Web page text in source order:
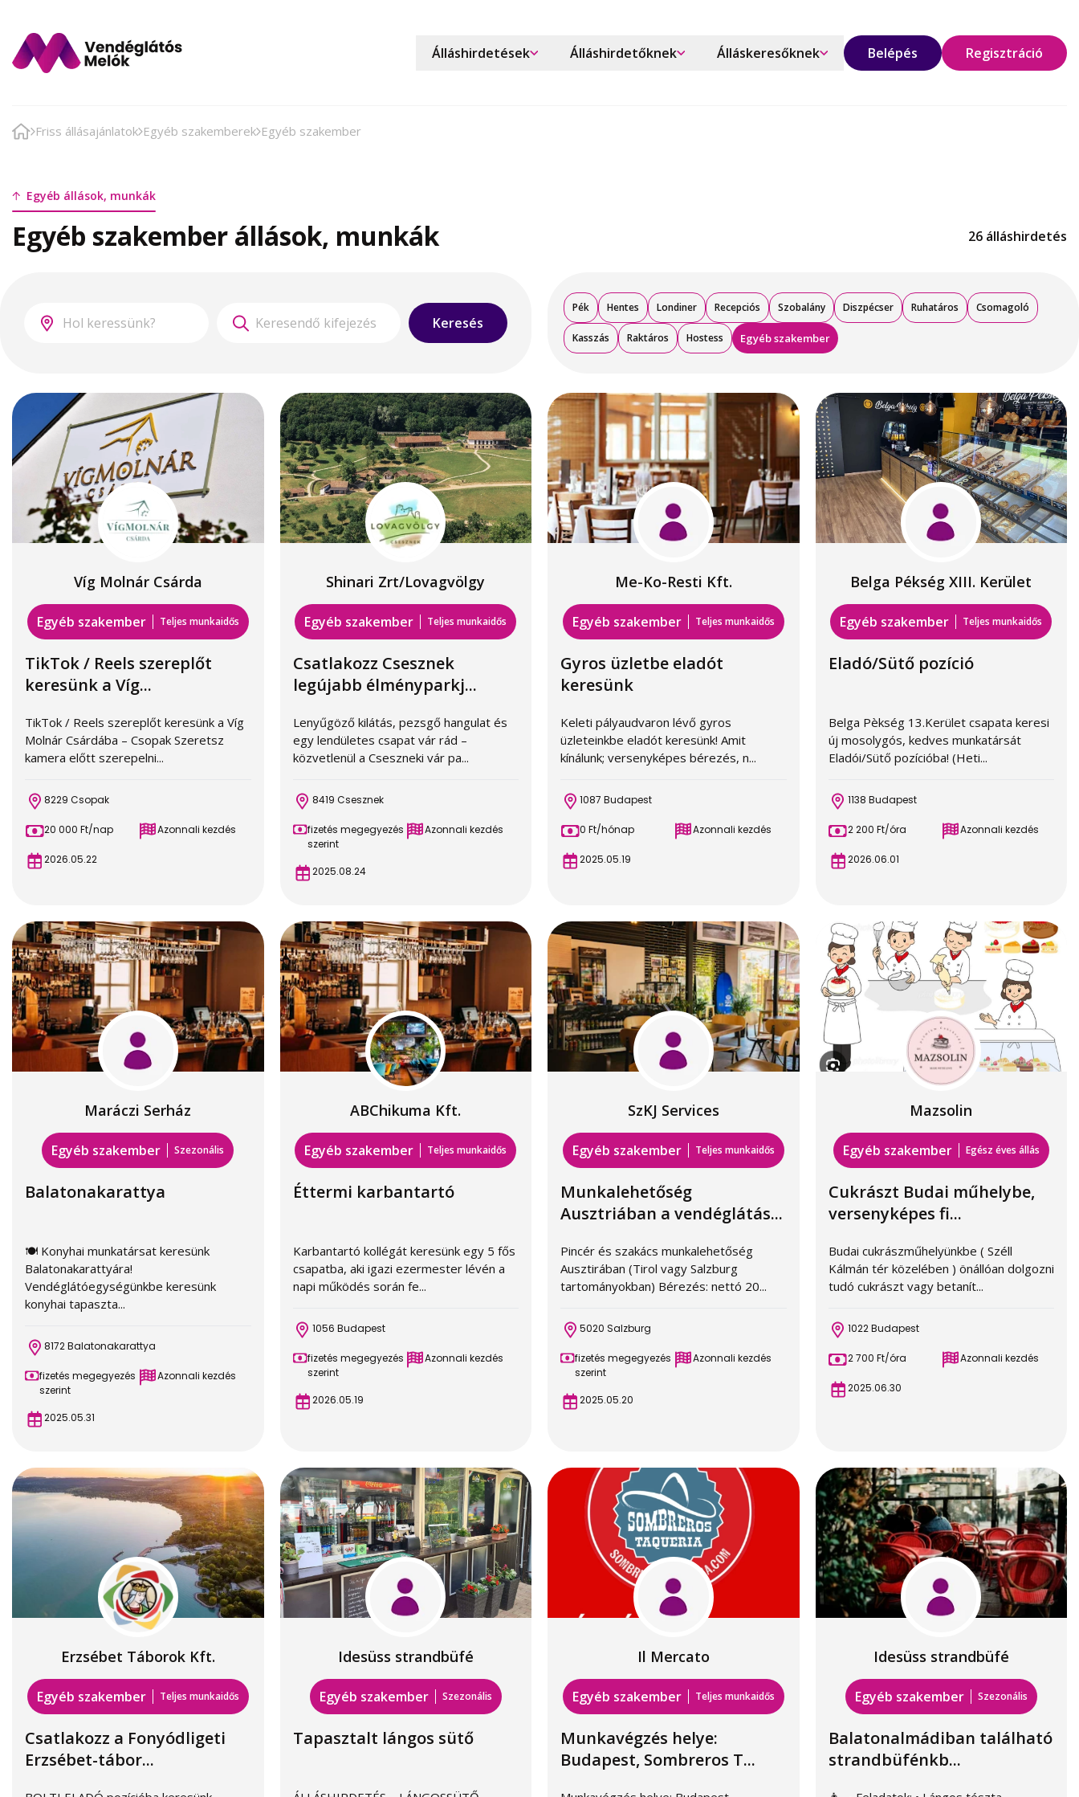
Álláshirdetések Álláshirdetőknek Álláskeresőknek Belépés Regisztráció
Friss állásajánlatok Egyéb szakemberek Egyéb szakember
Egyéb állások, munkák
Egyéb szakember állások, munkák 26 álláshirdetés
Keresés
Pék Hentes Londiner Recepciós Szobalány Diszpécser Ruhatáros Csomagoló
Kasszás Raktáros Hostess Egyéb szakember
Víg Molnár Csárda
Egyéb szakember Teljes munkaidős
TikTok / Reels szereplőt
keresünk a Víg...
TikTok / Reels szereplőt keresünk a Víg
Molnár Csárdába – Csopak Szeretsz
kamera előtt szerepelni...
8229 Csopak
20 000 Ft/nap Azonnali kezdés
2026.05.22
Shinari Zrt/Lovagvölgy
Egyéb szakember Teljes munkaidős
Csatlakozz Csesznek
legújabb élményparkj...
Lenyűgöző kilátás, pezsgő hangulat és
egy lendületes csapat vár rád –
közvetlenül a Cseszneki vár pa...
8419 Csesznek
fizetés megegyezés
szerint
Azonnali kezdés
2025.08.24
Me-Ko-Resti Kft.
Egyéb szakember Teljes munkaidős
Gyros üzletbe eladót
keresünk
Keleti pályaudvaron lévő gyros
üzleteinkbe eladót keresünk! Amit
kínálunk; versenyképes bérezés, n...
1087 Budapest
0 Ft/hónap Azonnali kezdés
2025.05.19
Belga Pékség XIII. Kerület
Egyéb szakember Teljes munkaidős
Eladó/Sütő pozíció
Belga Pèkség 13.Kerület csapata keresi
új mosolygós, kedves munkatársát
Eladói/Sütő pozícióba! (Heti...
1138 Budapest
2 200 Ft/óra Azonnali kezdés
2026.06.01
Maráczi Serház
Egyéb szakember Szezonális
Balatonakarattya
🍽️ Konyhai munkatársat keresünk
Balatonakarattyára!
Vendéglátóegységünkbe keresünk
konyhai tapaszta...
8172 Balatonakarattya
fizetés megegyezés
szerint
Azonnali kezdés
2025.05.31
ABChikuma Kft.
Egyéb szakember Teljes munkaidős
Éttermi karbantartó
Karbantartó kollégát keresünk egy 5 fős
csapatba, aki igazi ezermester lévén a
napi működés során fe...
1056 Budapest
fizetés megegyezés
szerint
Azonnali kezdés
2026.05.19
SzKJ Services
Egyéb szakember Teljes munkaidős
Munkalehetőség
Ausztriában a vendéglátás...
Pincér és szakács munkalehetőség
Ausztirában (Tirol vagy Salzburg
tartományokban) Bérezés: nettó 20...
5020 Salzburg
fizetés megegyezés
szerint
Azonnali kezdés
2025.05.20
Mazsolin
Egyéb szakember Egész éves állás
Cukrászt Budai műhelybe,
versenyképes fi...
Budai cukrászműhelyünkbe ( Széll
Kálmán tér közelében ) önállóan dolgozni
tudó cukrászt vagy betanít...
1022 Budapest
2 700 Ft/óra Azonnali kezdés
2025.06.30
Erzsébet Táborok Kft.
Egyéb szakember Teljes munkaidős
Csatlakozz a Fonyódligeti
Erzsébet-tábor...
Idesüss strandbüfé
Egyéb szakember Szezonális
Tapasztalt lángos sütő
Il Mercato
Egyéb szakember Teljes munkaidős
Munkavégzés helye:
Budapest, Sombreros T...
Idesüss strandbüfé
Egyéb szakember Szezonális
Balatonalmádiban található
strandbüfénkb...